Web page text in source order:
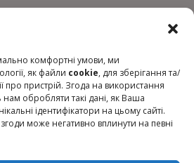
комфортні умови, ми
як файли cookie, для зберігання та/
про пристрій. Згода на використання
нам обробляти такі дані, як Ваша
ідентифікатори на цьому сайті.
може негативно вплинути на певні
науки України